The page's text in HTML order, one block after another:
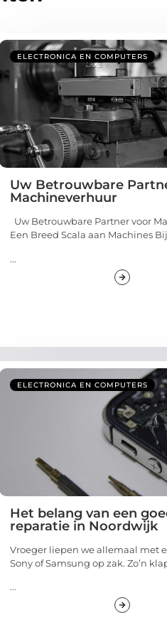
ELECTRONICA EN COMPUTERS
Uw Betrouwbare
Machineverhuur
Uw Betrouwbare Partner voor
Een Breed Scala aan Machines
...
ELECTRONICA EN COMPUTERS
Het belang van een
reparatie in Noordwijk
Vroeger liepen we allemaal met
Sony of Samsung op zak. Zo’n
...